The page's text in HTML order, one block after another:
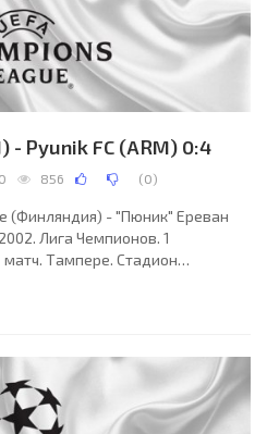
- Pyunik FC (ARM) 0:4
0 856 (0)
- "Пюник" Ереван
Лига Чемпионов. 1
Тампере. Стадион
Кавен, Рясянен, Ахо (Джонс,
Андрес БИЛИБИО, Мкрчан,
Антонян (Чилингарян, 81),